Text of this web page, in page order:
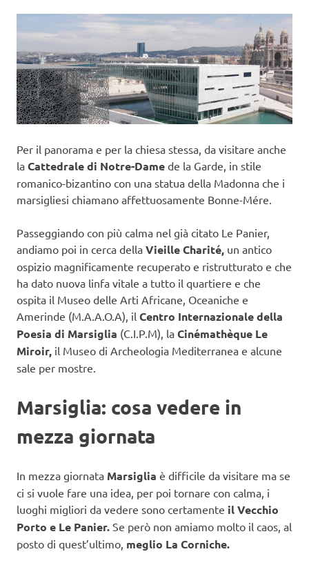
Per il panorama e per la chiesa stessa, da visitare anche
la Cattedrale di Notre-Dame de la Garde, in stile
romanico-bizantino con una statua della Madonna che i
marsigliesi chiamano affettuosamente Bonne-Mére.
Passeggiando con più calma nel già citato Le Panier,
andiamo poi in cerca della Vieille Charité, un antico
ospizio magnificamente recuperato e ristrutturato e che
ha dato nuova linfa vitale a tutto il quartiere e che
ospita il Museo delle Arti Africane, Oceaniche e
Amerinde (M.A.A.O.A), il Centro Internazionale della
Poesia di Marsiglia (C.I.P.M), la Cinémathèque Le
Miroir, il Museo di Archeologia Mediterranea e alcune
sale per mostre.
Marsiglia: cosa vedere in
mezza giornata
In mezza giornata Marsiglia è difficile da visitare ma se
ci si vuole fare una idea, per poi tornare con calma, i
luoghi migliori da vedere sono certamente il Vecchio
Porto e Le Panier. Se però non amiamo molto il caos, al
posto di quest’ultimo, meglio La Corniche.